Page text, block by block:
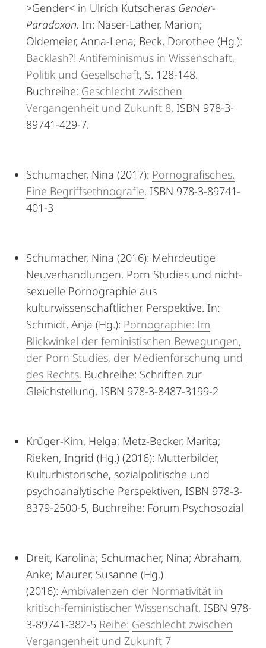
>Gender< in Ulrich Kutscheras Gender-
Paradoxon. In: Näser-Lather, Marion;
Oldemeier, Anna-Lena; Beck, Dorothee (Hg.):
Backlash?! Antifeminismus in Wissenschaft,
Politik und Gesellschaft, S. 128-148.
Buchreihe: Geschlecht zwischen
Vergangenheit und Zukunft 8, ISBN 978-3-
89741-429-7.
Schumacher, Nina (2017): Pornografisches.
Eine Begriffsethnografie. ISBN 978-3-89741-
401-3
Schumacher, Nina (2016): Mehrdeutige
Neuverhandlungen. Porn Studies und nicht-
sexuelle Pornographie aus
kulturwissenschaftlicher Perspektive. In:
Schmidt, Anja (Hg.): Pornographie: Im
Blickwinkel der feministischen Bewegungen,
der Porn Studies, der Medienforschung und
des Rechts. Buchreihe: Schriften zur
Gleichstellung, ISBN 978-3-8487-3199-2
Krüger-Kirn, Helga; Metz-Becker, Marita;
Rieken, Ingrid (Hg.) (2016): Mutterbilder,
Kulturhistorische, sozialpolitische und
psychoanalytische Perspektiven, ISBN 978-3-
8379-2500-5, Buchreihe: Forum Psychosozial
Dreit, Karolina; Schumacher, Nina; Abraham,
Anke; Maurer, Susanne (Hg.)
(2016): Ambivalenzen der Normativität in
kritisch-feministischer Wissenschaft, ISBN 978-
3-89741-382-5 Reihe: Geschlecht zwischen
Vergangenheit und Zukunft 7